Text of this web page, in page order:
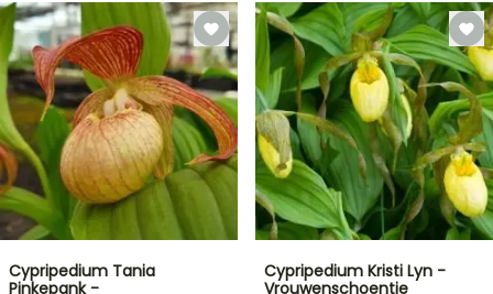
Cypripedium Tania
Pinkepank -
Cypripedium Kristi Lyn -
Vrouwenschoentje